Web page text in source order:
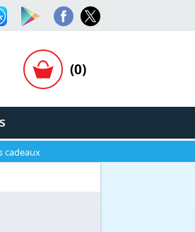
(0)
cadeaux